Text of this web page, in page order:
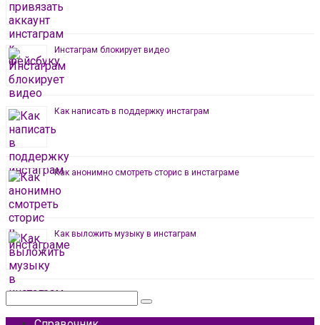
Инстаграм блокирует видео
Как написать в поддержку инстаграм
Как анонимно смотреть сторис в инстаграме
Как выложить музыку в инстаграм